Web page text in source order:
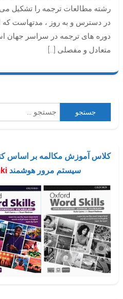
رشته مطالعات ترجمه را تشکیل می
در دسترس و به روز ، مدتهاست
دوره های ترجمه در سراسر جهان
متعادل و مفصلی […]
برای:
کلاس آموزش مکالمه بر اساس
سیستم مرور هوشمند